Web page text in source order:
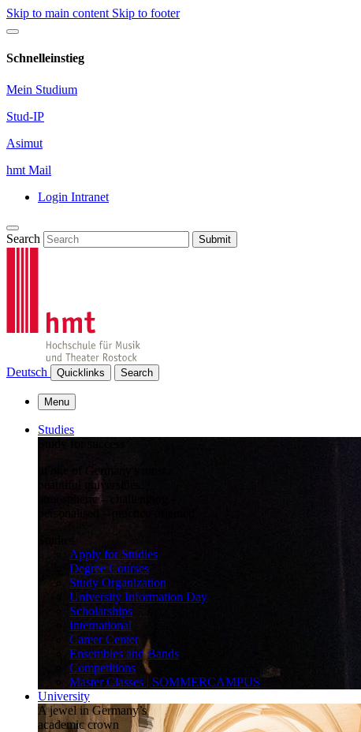
Skip to main content Skip to footer
Schnelleinstieg
Mein Studium
Stud-IP
Asimut
hmt Mail
Login Intranet
Search Submit
Deutsch Quicklinks Search
Menu
Studies
in one of Germany's most
beautiful universities:
atmospheric – challenging –
Apply for Studies
Degree Courses
Study Organization
University Information Day
Scholarships
International
Career Center
Ensembles and Bands
Competitions
Master Classes | SOMMERCAMPUS
University
A jewel in Germany’s
academic crown